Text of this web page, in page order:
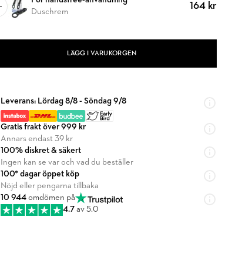
Duschrem
164 kr
LÄGG I VARUKORGEN
Leverans: Lördag 8/8 - Söndag 9/8
Gratis frakt över 999 kr
Annars endast 39 kr
100% diskret & säkert
Ingen kan se var och vad du beställer
100* dagar öppet köp
Nöjd eller pengarna tillbaka
10 944 omdömen på
4.7 av 5.0